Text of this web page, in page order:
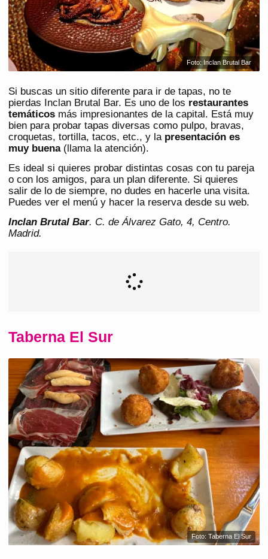
Foto: Inclan Brutal Bar
Si buscas un sitio diferente para ir de tapas, no te
pierdas Inclan Brutal Bar. Es uno de los restaurantes
temáticos más impresionantes de la capital. Está muy
bien para probar tapas diversas como pulpo, bravas,
croquetas, tortilla, tacos, etc., y lapresentación es
muy buena(llama la atención).
Es ideal si quieres probar distintas cosas con tu pareja
o con los amigos, para un plan diferente. Si quieres
salir de lo de siempre, no dudes en hacerle una visita.
Puedes ver el menú y hacer la reserva desde su web.
Inclan Brutal Bar. C. de Álvarez Gato, 4, Centro.
Madrid.
Taberna El Sur
Foto: Taberna El Sur